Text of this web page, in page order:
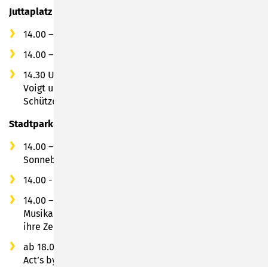
Juttaplatz
14.00 – 18.00 Uhr: Bayernkapelle Göppingen
14.00 – 18.00 Uhr: Kinderschminken
14.30 Uhr: Eröffnung durch Bürgermeister Dr. Heiko
Voigt und Böllerschießen der Priv.
Schützengesellschaft 1851 e.V.
Stadtpark
14.00 – 21.00 Uhr: Aktionen vom Verein Alpenecho
Sonneberg e.V.
14.00 - 18.00 Uhr: Mittelalterliches Bogenschießen
14.00 – 18.00 Uhr: Musikschule Sonneberg - "Eine
Musikalische Reise zu Elisabeth von Thüringen und in
ihre Zeit"
ab 18.00 Uhr: Sonneberger Schlagernacht mit Live
Act’s by Faschingsverein Kuckuck e.V.